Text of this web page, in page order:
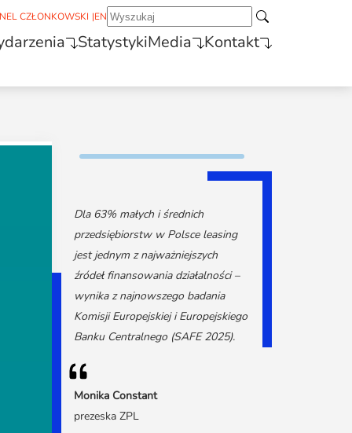
CZŁONKOWSKI |EN
StatystykiMedia Kontakt
Dla 63% małych i średnich
przedsiębiorstw w Polsce leasing
jest jednym z najważniejszych
źródeł finansowania działalności –
wynika z najnowszego badania
Komisji Europejskiej i Europejskiego
Banku Centralnego (SAFE 2025).
Monika Constant
prezeska ZPL